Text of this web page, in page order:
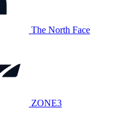
The North Face
ZONE3